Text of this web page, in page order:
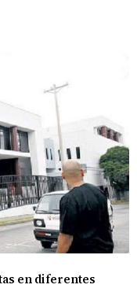
en diferentes